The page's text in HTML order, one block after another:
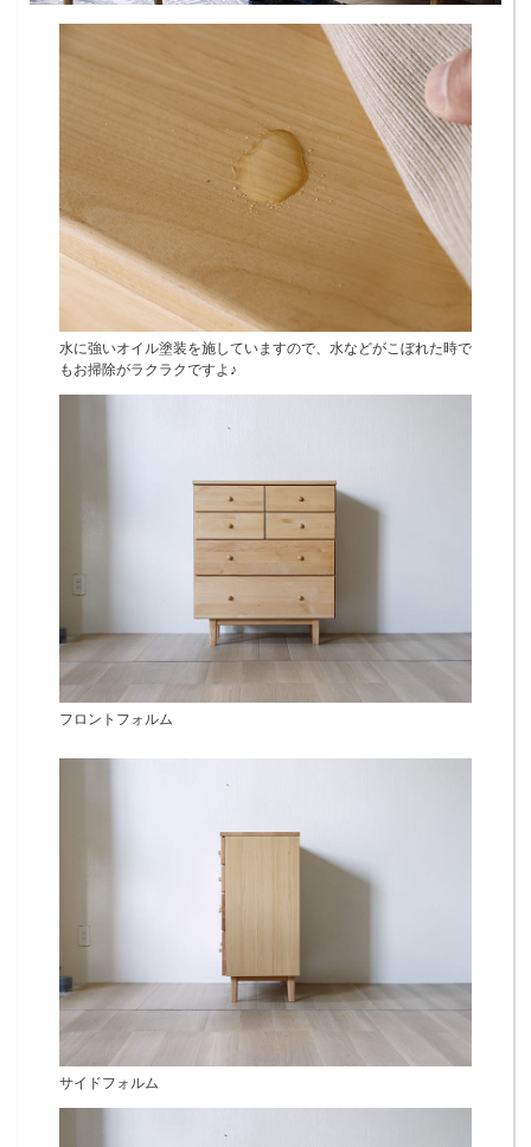
水に強いオイル塗装を施していますので、水などがこぼれた時で
もお掃除がラクラクですよ♪
フロントフォルム
サイドフォルム